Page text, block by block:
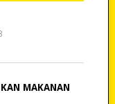
MAKANAN